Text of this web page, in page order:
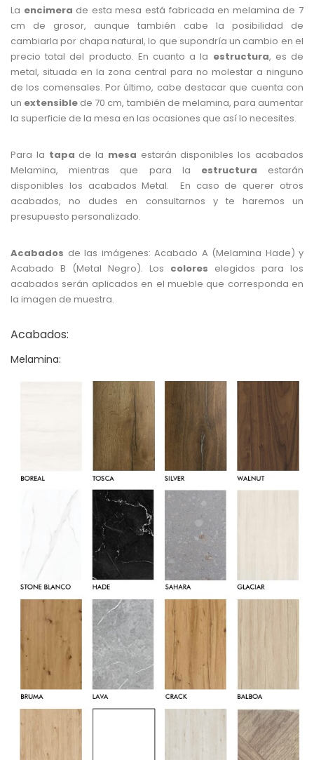
La encimera de esta mesa está fabricada en melamina de 7
cm de grosor, aunque también cabe la posibilidad de
cambiarla por chapa natural, lo que supondría un cambio en el
precio total del producto. En cuanto a la estructura, es de
metal, situada en la zona central para no molestar a ninguno
de los comensales. Por último, cabe destacar que cuenta con
un extensible de 70 cm, también de melamina, para aumentar
la superficie de la mesa en las ocasiones que así lo necesites.
Para la tapa de la mesa estarán disponibles los acabados
Melamina, mientras que para la estructura estarán
disponibles los acabados Metal. En caso de querer otros
acabados, no dudes en consultarnos y te haremos un
presupuesto personalizado.
Acabados de las imágenes: Acabado A (Melamina Hade) y
Acabado B (Metal Negro). Los colores elegidos para los
acabados serán aplicados en el mueble que corresponda en
la imagen de muestra.
Acabados:
Melamina: